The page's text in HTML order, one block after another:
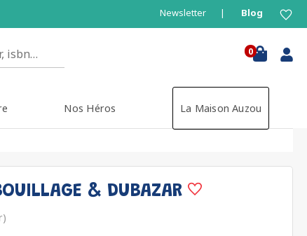
Newsletter Blog
0
Nos Héros La Maison Auzou
& DUBAZAR